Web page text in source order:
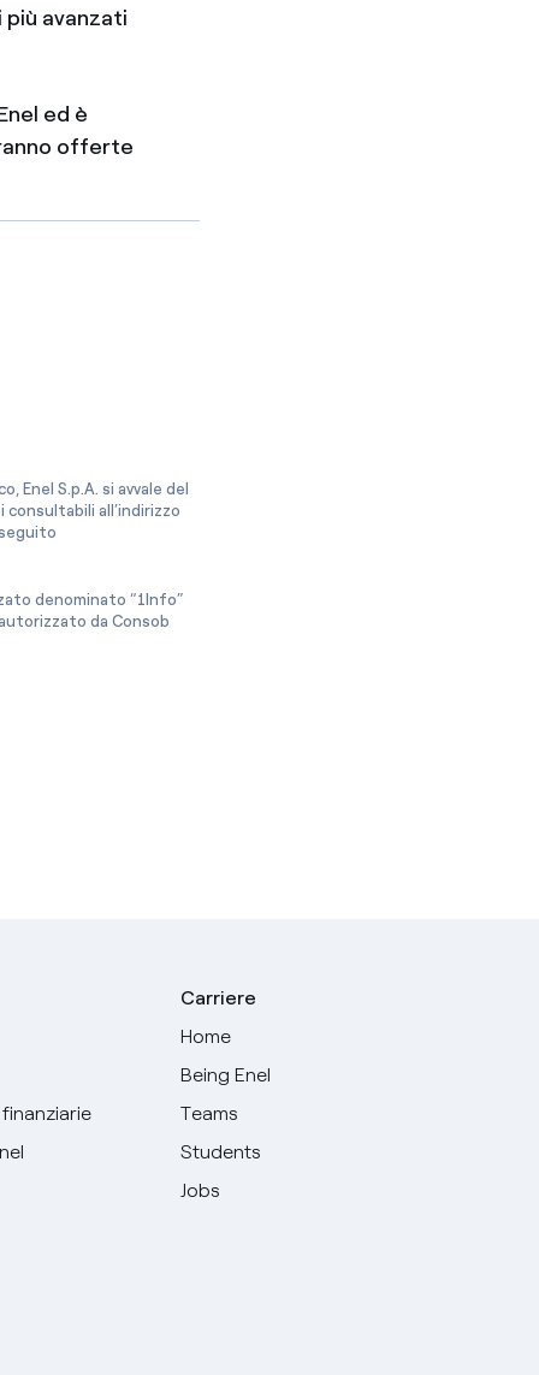
avanzati
ed è
offerte
S.p.A. si avvale del
all’indirizzo
denominato “1Info”
da Consob
Carriere
Home
Being Enel
Teams
Students
Jobs